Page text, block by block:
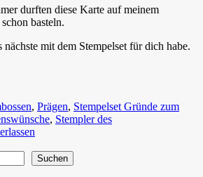
durften diese Karte auf meinem
basteln.
nächste mit dem Stempelset für dich habe.
, Prägen, Stempelset Gründe zum
, Stempler des
Suchen